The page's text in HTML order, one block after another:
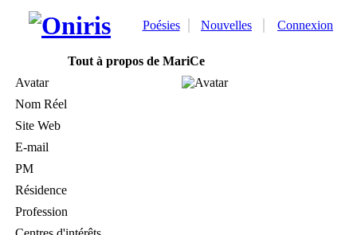
Poésies Nouvelles Connexion
Tout à propos de MariCe
Avatar
Nom Réel
Site Web
E-mail
PM
Résidence
Profession